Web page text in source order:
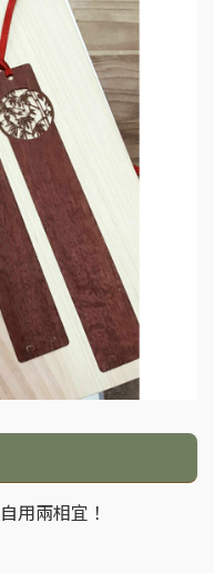
用兩相宜！